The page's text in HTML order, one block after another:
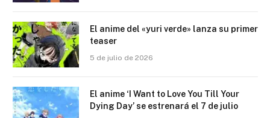
El anime del «yuri verde» lanza su primer
teaser
5 de julio de 2026
El anime ‘I Want to Love You Till Your
Dying Day’ se estrenará el 7 de julio